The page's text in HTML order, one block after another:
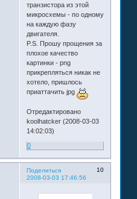
транзистора из этой
микросхемы - по одному
на каждую фазу
двигателя.
P.S. Прошу прощения за
плохое качество
картинки - png
прикрепляться никак не
хотело, пришлось
приаттачить jpg
Отредактировано
koolhatcker (2008-03-03
14:02:03)
0
Поделиться
10
2008-03-03 17:46:56